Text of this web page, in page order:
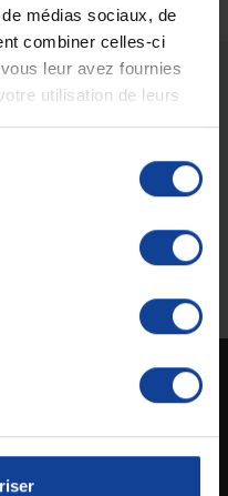
médias sociaux, de
combiner celles-ci
leur avez fournies
utilisation de leurs
en ligne 100% sécurisé par
Service client
Le vendredi jusqu'à 17h
la santé.